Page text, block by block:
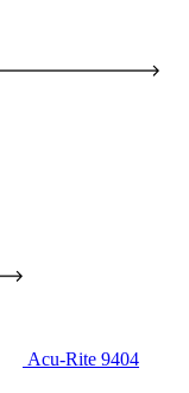
Acu-Rite 9404